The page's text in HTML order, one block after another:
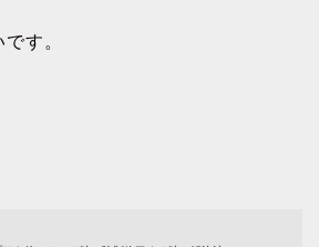
す。